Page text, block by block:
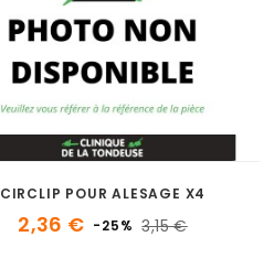
CIRCLIP POUR ALESAGE X4
2,36 € -25% 3,15 €